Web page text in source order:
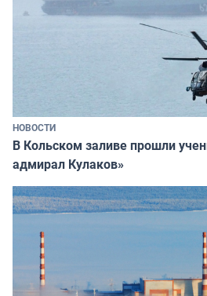
НОВОСТИ
В Кольском заливе прошли
адмирал Кулаков»